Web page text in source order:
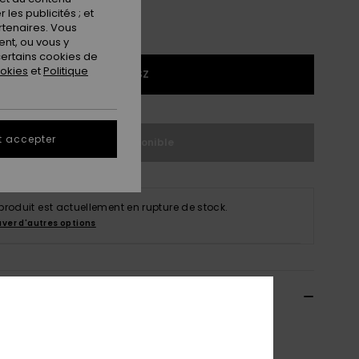
1SZ
est actuellement en rupture de stock.
d'autres options
les publicités ; et
Vous
ou vous y
cookies de
etPolitique
accepter